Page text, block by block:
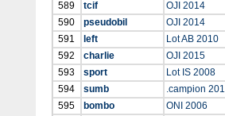
589
tcif
OJI 2014
590
pseudobil
OJI 2014
591
left
Lot AB 2010
592
charlie
OJI 2015
593
sport
Lot IS 2008
594
sumb
.campion
595
bombo
ONI 2006